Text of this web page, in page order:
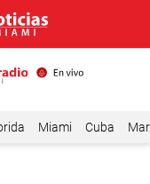
Miami Cuba